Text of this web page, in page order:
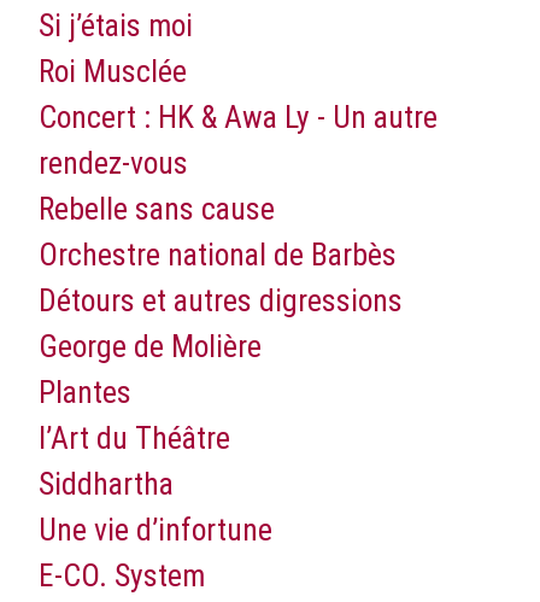
Si j’étais moi
Roi Musclée
Concert : HK & Awa Ly - Un autre
rendez-vous
Rebelle sans cause
Orchestre national de Barbès
Détours et autres digressions
George de Molière
Plantes
l’Art du Théâtre
Siddhartha
Une vie d’infortune
E-CO. System